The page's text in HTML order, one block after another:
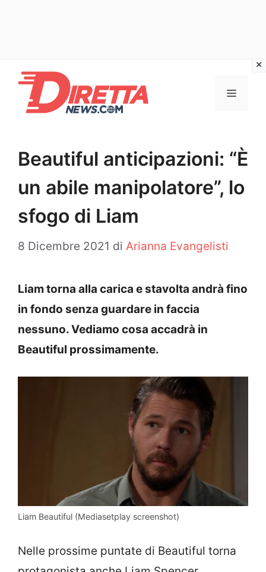
contenuto
Menu
Beautiful anticipazioni: “È
un abile manipolatore”, lo
sfogo di Liam
8 Dicembre 2021 di Arianna Evangelisti
Liam torna alla carica e stavolta andrà fino
in fondo senza guardare in faccia
nessuno. Vediamo cosa accadrà in
Beautiful prossimamente.
Liam Beautiful (Mediasetplay screenshot)
Nelle prossime puntate di Beautiful torna